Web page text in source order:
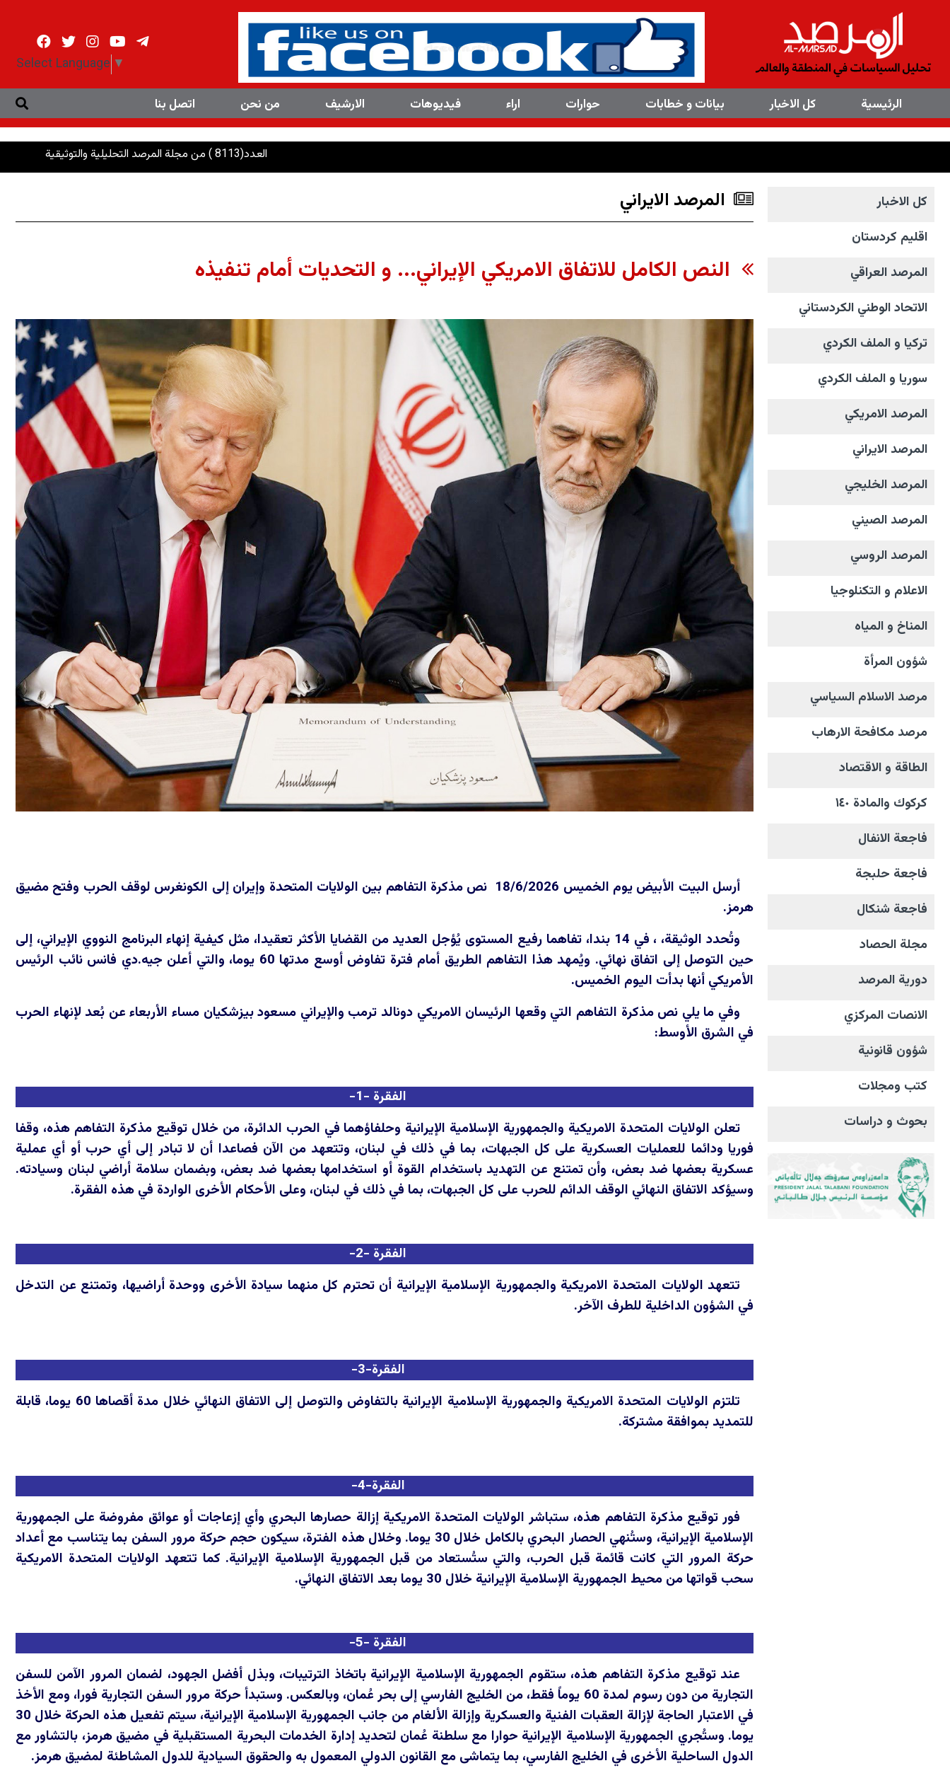
Select Language ▼
الرئیسیة کل الاخبار بیانات و خطابات حوارات اراء فیدیوهات الارشیف من نحن اتصل بنا
×
الرئاسات:
کل الاخبار
اقليم كردستان
المرصد العراقي
الاتحاد الوطني الکردستاني
تركيا و الملف الکردي
سوريا و الملف الکردي
المرصد الامریکي
المرصد الايراني
المرصد الخليجي
المرصد الصيني
المرصد الروسي
الاعلام و التکنلوجیا
المناخ و المیاه
شؤون المرأة
مرصد الاسلام السياسي
مرصد مكافحة الارهاب
الطاقة و الاقتصاد
كركوك والمادة ١٤٠
فاجعة الانفال
فاجعة حلبجة
فاجعة شنكال
مجلة الحصاد
دورية المرصد
الانصات المرکزي
شؤون قانونية
كتب ومجلات
بحوث و دراسات
المرصد الايراني
النص الكامل للاتفاق الامريكي الإيراني... و التحديات أمام تنفيذه
أرسل البيت الأبيض يوم الخميس 18/6/2026 نص مذكرة التفاهم بين الولايات المتحدة وإيران إلى الكونغرس لوقف الحرب وفتح مضيق
هرمز.
وتُحدد الوثيقة، ، في 14 بندا، تفاهما رفيع المستوى يُؤجل العديد من القضايا الأكثر تعقيدا، مثل كيفية إنهاء البرنامج النووي الإيراني، إلى
حين التوصل إلى اتفاق نهائي. ويُمهد هذا التفاهم الطريق أمام فترة تفاوض أوسع مدتها 60 يوما،
والتي أعلن جيه.دي فانس نائب الرئيس
الأمريكي أنها بدأت اليوم الخميس.
وفي ما يلي نص مذكرة التفاهم التي وقعها الرئيسان الامريكي دونالد ترمب والإيراني مسعود بيزشكيان مساء الأربعاء عن بُعد لإنهاء الحرب
في الشرق الأوسط:
الفقرة -1-
تعلن الولايات المتحدة الامريكية والجمهورية الإسلامية الإيرانية وحلفاؤهما في الحرب الدائرة، من خلال توقيع مذكرة التفاهم هذه، وقفا
فوريا ودائما للعمليات العسكرية على كل الجبهات، بما في ذلك في لبنان، وتتعهد من الآن فصاعدا أن لا تبادر إلى أي حرب أو أي عملية
عسكرية بعضها ضد بعض، وأن تمتنع عن التهديد باستخدام القوة أو استخدامها بعضها ضد بعض، وبضمان سلامة أراضي لبنان وسيادته.
وسيؤكد الاتفاق النهائي الوقف الدائم للحرب على كل الجبهات، بما في ذلك في لبنان، وعلى الأحكام الأخرى الواردة في هذه الفقرة.
الفقرة -2-
تتعهد الولايات المتحدة الامريكية والجمهورية الإسلامية الإيرانية أن تحترم كل منهما سيادة الأخرى ووحدة أراضيها، وتمتنع عن التدخل
في الشؤون الداخلية للطرف الآخر.
الفقرة-3-
تلتزم الولايات المتحدة الامريكية والجمهورية الإسلامية الإيرانية بالتفاوض والتوصل إلى الاتفاق النهائي خلال مدة أقصاها 60 يوما، قابلة
للتمديد بموافقة مشتركة.
الفقرة-4-
فور توقيع مذكرة التفاهم هذه، ستباشر الولايات المتحدة الامريكية إزالة حصارها البحري وأي إزعاجات أو عوائق مفروضة على الجمهورية
الإسلامية الإيرانية، وستُنهي الحصار البحري بالكامل خلال 30 يوما. وخلال هذه الفترة، سيكون حجم حركة مرور السفن بما يتناسب مع أعداد
حركة المرور التي كانت قائمة قبل الحرب، والتي ستُستعاد من قبل الجمهورية الإسلامية الإيرانية. كما تتعهد الولايات المتحدة الامريكية
سحب قواتها من محيط الجمهورية الإسلامية الإيرانية خلال 30 يوما بعد الاتفاق النهائي.
الفقرة -5-
عند توقيع مذكرة التفاهم هذه، ستقوم الجمهورية الإسلامية الإيرانية باتخاذ الترتيبات، وبذل أفضل الجهود، لضمان المرور الآمن للسفن
التجارية من دون رسوم لمدة 60 يوماً فقط، من الخليج الفارسي إلى بحر عُمان، وبالعكس. وستبدأ حركة مرور السفن التجارية فورا، ومع الأخذ
في الاعتبار الحاجة لإزالة العقبات الفنية والعسكرية وإزالة الألغام من جانب الجمهورية الإسلامية الإيرانية، سيتم تفعيل هذه الحركة خلال 30
يوما. وستُجري الجمهورية الإسلامية الإيرانية حوارا مع سلطنة عُمان لتحديد إدارة الخدمات البحرية المستقبلية في مضيق هرمز، بالتشاور مع
الدول الساحلية الأخرى في الخليج الفارسي، بما يتماشى مع القانون الدولي المعمول به والحقوق السيادية للدول المشاطئة لمضيق هرمز.